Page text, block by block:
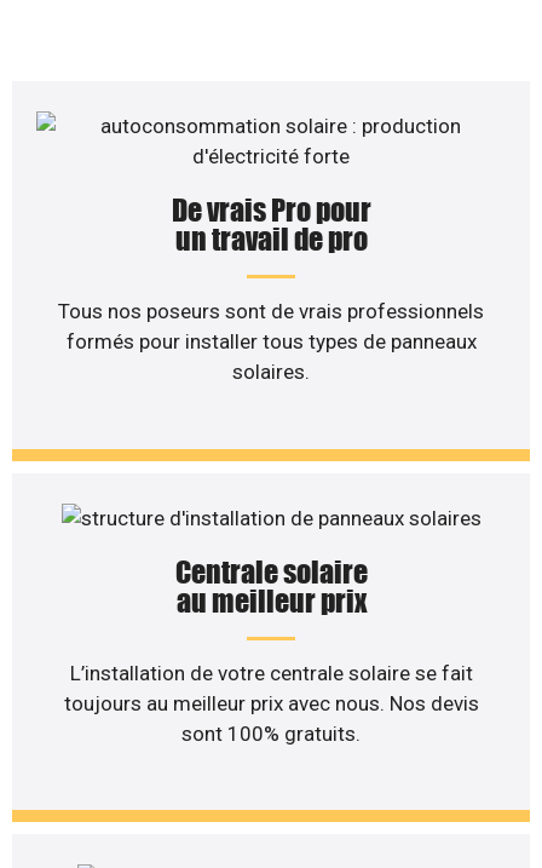
De vrais Pro pour
un travail de pro
Tous nos poseurs sont de vrais professionnels
formés pour installer tous types de panneaux
solaires.
Centrale solaire
au meilleur prix
L’installation de votre centrale solaire se fait
toujours au meilleur prix avec nous. Nos devis
sont 100% gratuits.